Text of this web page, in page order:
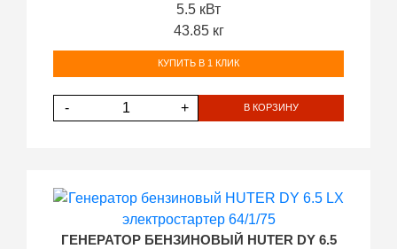
5.5 кВт
43.85 кг
КУПИТЬ В 1 КЛИК
- + В КОРЗИНУ
ГЕНЕРАТОР БЕНЗИНОВЫЙ HUTER DY 6.5